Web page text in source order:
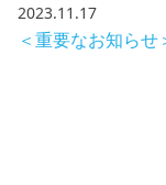
2023.11.17
＜重要なお知ら